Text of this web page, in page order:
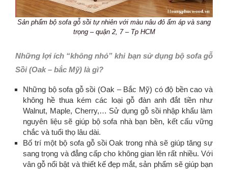
Sản phẩm bộ sofa gỗ sồi tự nhiên với màu nâu đỏ ấm áp và sang
trọng – quận 2, 7 – Tp HCM
Những lợi ích “không nhỏ” khi bạn sử dụng bộ sofa gỗ
Sồi (Oak – bắc Mỹ) là gì?
Những bộ sofa gỗ sồi (Oak – Bắc Mỹ) có độ bền cao và
không hề thua kém các loại gỗ đàn anh đắt tiền như
Walnut, Maple, Cherry,… Sử dụng gỗ sồi nhập khẩu làm
nguyên liệu sẽ giúp bộ sofa nhà bạn bền, kết cấu vững
chắc và tuổi thọ lâu dài.
Bố trí một bộ sofa gỗ sồi Oak trong nhà sẽ giúp tăng sự
sang trọng và đẳng cấp cho không gian lên rất nhiều. Với
vân gỗ nổi bật và thiết kế đẹp mắt, sản phẩm sẽ giúp bạn